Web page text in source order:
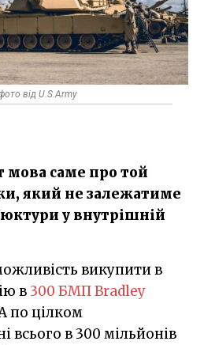
від U.S.Army
мова саме про той
який не залежатиме
у внутрішній
в 300 БМП Bradley
по цілком
всього в 300 мільйонів